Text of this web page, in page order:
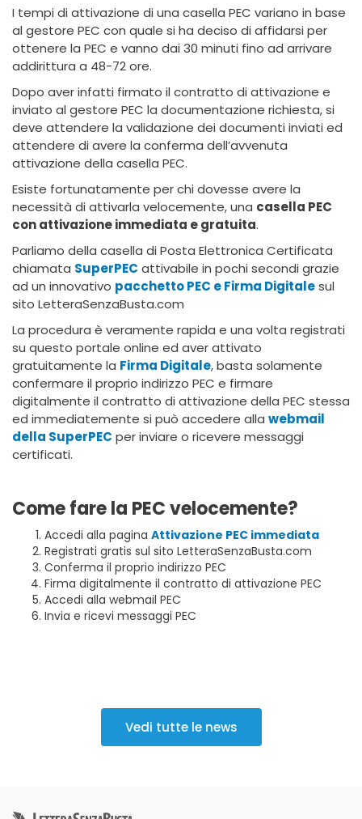
I tempi di attivazione di una casella PEC variano in base
al gestore PEC con quale si ha deciso di affidarsi per
ottenere la PEC e vanno dai 30 minuti fino ad arrivare
addirittura a 48-72 ore.
Dopo aver infatti firmato il contratto di attivazione e
inviato al gestore PEC la documentazione richiesta, si
deve attendere la validazione dei documenti inviati ed
attendere di avere la conferma dell’avvenuta
attivazione della casella PEC.
Esiste fortunatamente per chi dovesse avere la
necessità di attivarla velocemente, una casella PEC
con attivazione immediata e gratuita.
Parliamo della casella di Posta Elettronica Certificata
chiamata SuperPEC attivabile in pochi secondi grazie
ad un innovativo pacchetto PEC e Firma Digitalesul
sito LetteraSenzaBusta.com
La procedura è veramente rapida e una volta registrati
su questo portale online ed aver attivato
gratuitamente la Firma Digitale, basta solamente
confermare il proprio indirizzo PEC e firmare
digitalmente il contratto di attivazione della PEC stessa
ed immediatemente si può accedere alla webmail
della SuperPEC per inviare o ricevere messaggi
certificati.
Come fare la PEC velocemente?
Accedi alla pagina Attivazione PEC immediata
Registrati gratis sul sito LetteraSenzaBusta.com
Conferma il proprio indirizzo PEC
Firma digitalmente il contratto di attivazione PEC
Accedi alla webmail PEC
Invia e ricevi messaggi PEC
Vedi tutte le news